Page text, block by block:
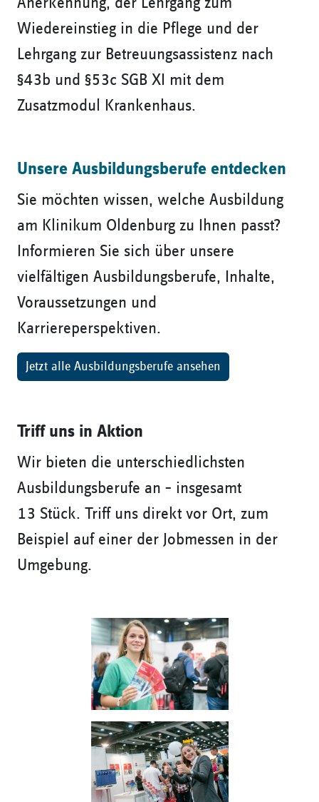
Wiedereinstieg in die Pflege und der
Lehrgang zur Betreuungsassistenz nach
§43b und §53c SGB XI mit dem
Zusatzmodul Krankenhaus.
Unsere Ausbildungsberufe entdecken
Sie möchten wissen, welche Ausbildung
am Klinikum Oldenburg zu Ihnen passt?
Informieren Sie sich über unsere
vielfältigen Ausbildungsberufe, Inhalte,
Voraussetzungen und
Karriereperspektiven.
Jetzt alle Ausbildungsberufe ansehen
Triff uns in Aktion
Wir bieten die unterschiedlichsten
Ausbildungsberufe an – insgesamt
13 Stück. Triff uns direkt vor Ort, zum
Beispiel auf einer der Jobmessen in der
Umgebung.